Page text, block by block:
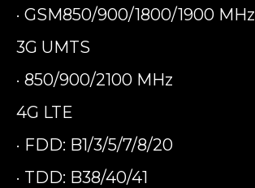
· GSM850/900/1800/1900 MHz
3G UMTS
· 850/900/2100 MHz
4G LTE
· FDD: B1/3/5/7/8/20
· TDD: B38/40/41